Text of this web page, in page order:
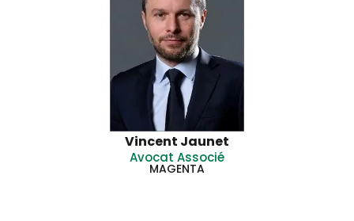
Vincent Jaunet
Avocat Associé
MAGENTA